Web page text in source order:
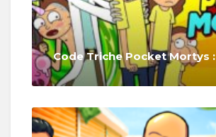
Code Triche Pocket Mortys :